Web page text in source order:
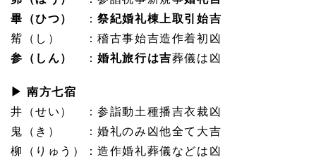
畢（ひつ）
：祭紀婚礼棟上取引始吉
觜（し） ：稽古事始吉造作着初凶
参（しん）
：婚礼旅行は吉葬儀は凶
▶ 南方七宿
井（せい） ：参詣動土種播吉衣裁凶
鬼（き） ：婚礼のみ凶他全て大吉
柳（りゅう）：造作婚礼葬儀などは凶